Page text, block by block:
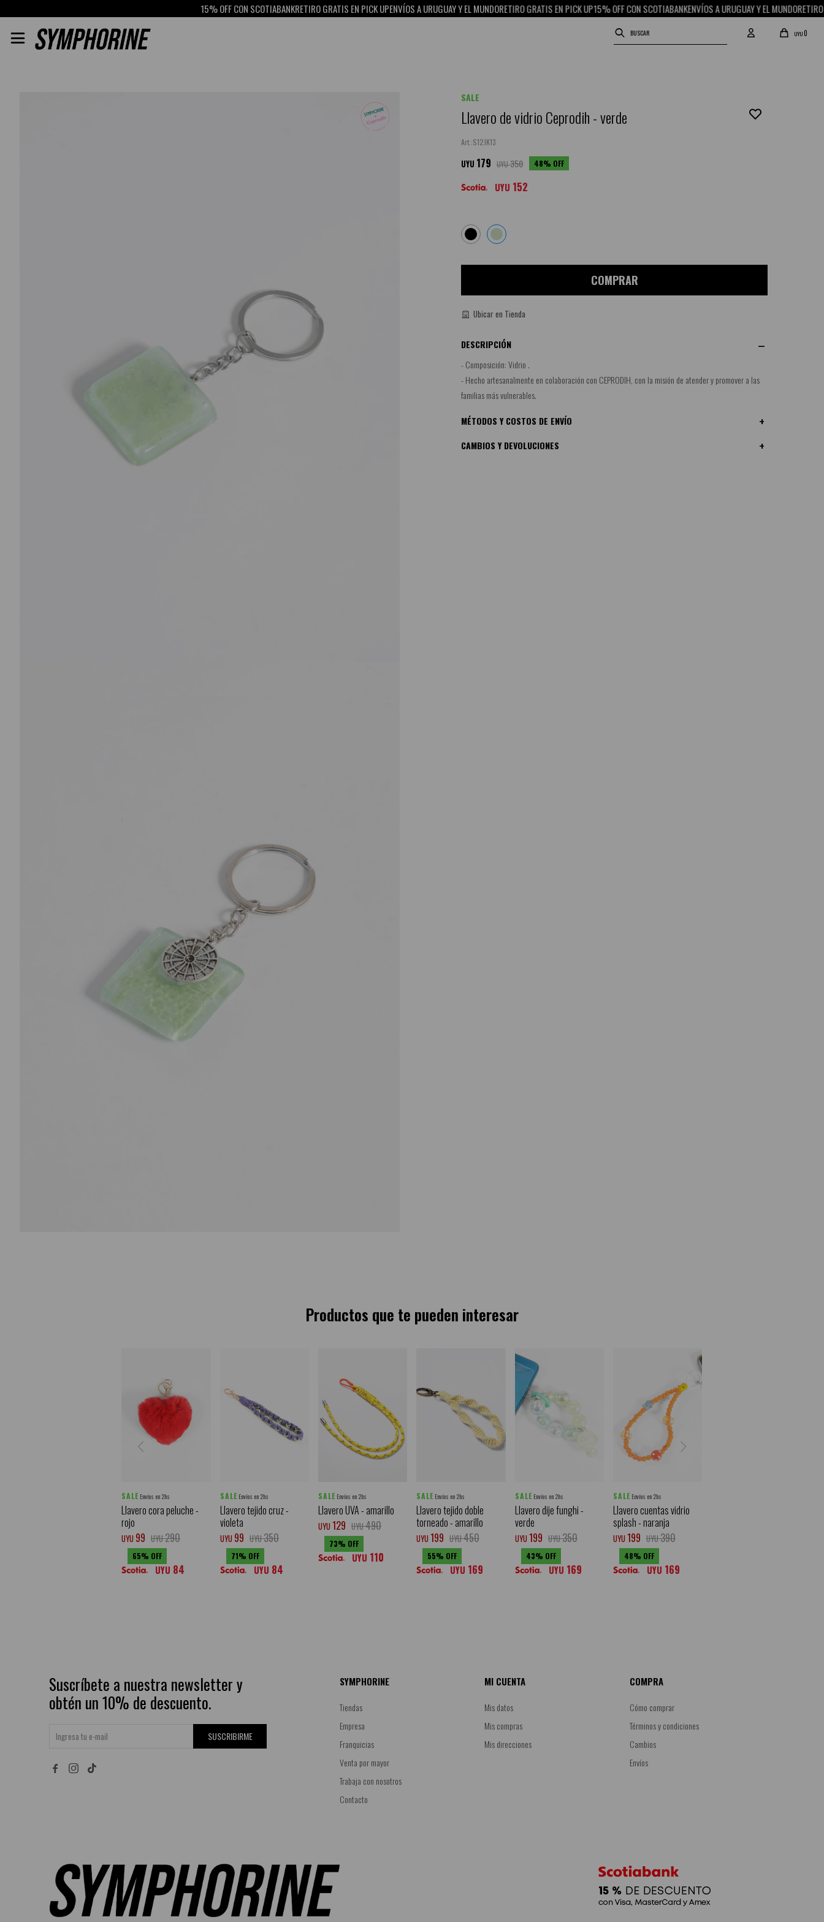
15% OFF CON SCOTIABANKRETIRO GRATIS EN PICK UPENVÍOS A URUGUAY Y EL MUNDORETIRO GRATIS EN PICK UP15% OFF CON SCOTIABANKENVÍOS A URUGUAY Y EL MUNDORETIRO
UYU0

SALE
Llavero de vidrio Ceprodih - verde
S12JK13
UYU 179 UYU350 48
UYU 152
COMPRAR
Ubicar en Tienda
DESCRIPCIÓN
- Composición: Vidrio .
- Hecho artesanalmente en colaboración con CEPRODIH, con la misión de atender y promover a las
familias más vulnerables.
MÉTODOS Y COSTOS DE ENVÍO
CAMBIOS Y DEVOLUCIONES
Productos que te pueden interesar
SALE Envíos en 2hs
Llavero cora peluche -
rojo
UYU 99 UYU290
65
UYU 84
SALE Envíos en 2hs
Llavero tejido cruz -
violeta
UYU 99 UYU350
71
UYU 84
SALE Envíos en 2hs
Llavero UVA - amarillo
UYU 129 UYU490
73
UYU 110
SALE Envíos en 2hs
Llavero tejido doble
torneado - amarillo
UYU 199 UYU450
55
UYU 169
SALE Envíos en 2hs
Llavero dije funghi -
verde
UYU 199 UYU350
43
UYU 169
SALE Envíos en 2hs
Llavero cuentas vidrio
splash - naranja
UYU 199 UYU390
48
UYU 169
Suscríbete a nuestra newsletter y
obtén un 10% de descuento.
SUSCRIBIRME
 
SYMPHORINE
Tiendas
Empresa
Franquicias
Venta por mayor
Trabaja con nosotros
Contacto
MI CUENTA
Mis datos
Mis compras
Mis direcciones
COMPRA
Cómo comprar
Términos y condiciones
Cambios
Envíos